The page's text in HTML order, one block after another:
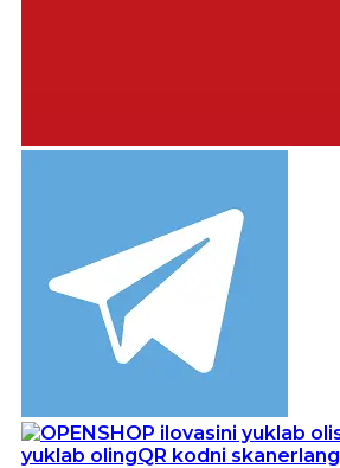
yuklab olingQR kodni skanerlang